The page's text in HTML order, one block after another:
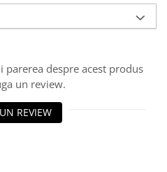
parerea despre acest produs
un review.
REVIEW